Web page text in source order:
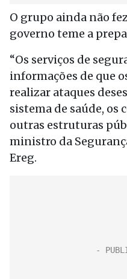
O grupo ainda não
governo teme a
“Os serviços de
informações de que
realizar ataques
sistema de saúde, os
outras estruturas
ministro da
Ereg.